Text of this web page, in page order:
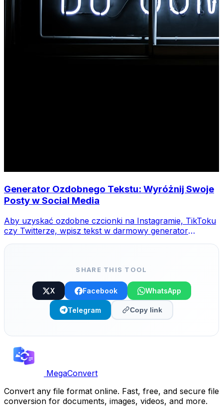
Generator Ozdobnego Tekstu: Wyróżnij Swoje
Posty w Social Media
Aby uzyskać ozdobne czcionki na Instagramie, TikToku
czy Twitterze, wpisz tekst w darmowy generator
SHARE THIS TOOL
X Facebook WhatsApp
Telegram Copy link
MegaConvert
Convert any file format online. Fast, free, and secure file
conversion for documents, images, videos, and more.